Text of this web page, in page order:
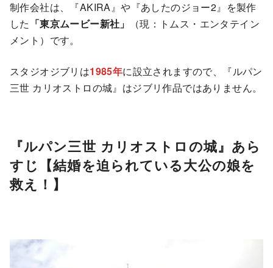
制作会社は、『AKIRA』や『あしたのジョー2』を製作
した 「東京ムービー新社」
（現：トムス・エンタテイン
メント）です。
スタジオジブリは1985年に設立されますので、『ルパン
三世 カリオストロの城』はジブリ作品ではありません。
『ルパン三世 カリオストロの城』あら
すじ【結婚を迫られている大公の娘を
救え！】